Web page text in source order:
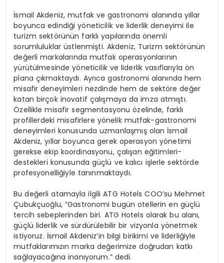
İsmail Akdeniz, mutfak ve gastronomi alanında yıllar
boyunca edindiği yöneticilik ve liderlik deneyimi ile
turizmsektörünün farklı yapılarında önemli
sorumluluklar üstlenmişti. Akdeniz, Turizm sektörünün
değerli markalarında mutfak operasyonlarının
yürütülmesinde yöneticilik ve liderlik vasıflarıyla ön
plana çıkmaktaydı. Ayrıca gastronomi alanında hem
misafir deneyimleri nezdinde hem de sektöre değer
katan birçok inovatif çalışmaya da imza atmıştı.
Özellikle misafir segmentasyonu özelinde, farklı
profillerdekimisafirlere yönelik mutfak-gastronomi
deneyimleri konusunda uzmanlaşmış olan İsmail
Akdeniz, yıllar boyunca gerek operasyon yönetimi
gerekse ekip koordinasyonu, çalışan eğitimleri-
destekleri konusunda güçlü ve kalıcı işlerle sektörde
profesyonelliğiyle tanınmaktaydı.
Bu değerli atamayla ilgili ATG Hotels COO’su Mehmet
Çubukçuoğlu, “Gastronomi bugün otellerin en güçlü
tercih sebeplerinden biri. ATG Hotels olarak bu alanı,
güçlü liderlik ve sürdürülebilir bir vizyonla yönetmek
istiyoruz. İsmail Akdeniz’in bilgi birikimi ve liderliğiyle
mutfaklarımızın marka değerimize doğrudan katkı
sağlayacağına inanıyorum.” dedi.